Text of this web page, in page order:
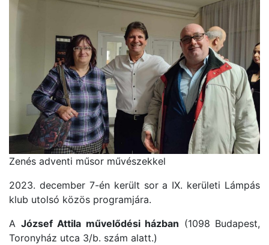
Zenés adventi műsor művészekkel
2023. december 7-én került sor a IX. kerületi Lámpás
klub utolsó közös programjára.
A József Attila művelődési házban (1098 Budapest,
Toronyház utca 3/b. szám alatt.)